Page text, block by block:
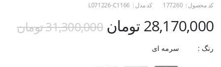
کد محصول : 177260 کد مدل : L071226-C1166
28,170,000 تومان 31,300,000 تومان
رنگ : سرمه ای